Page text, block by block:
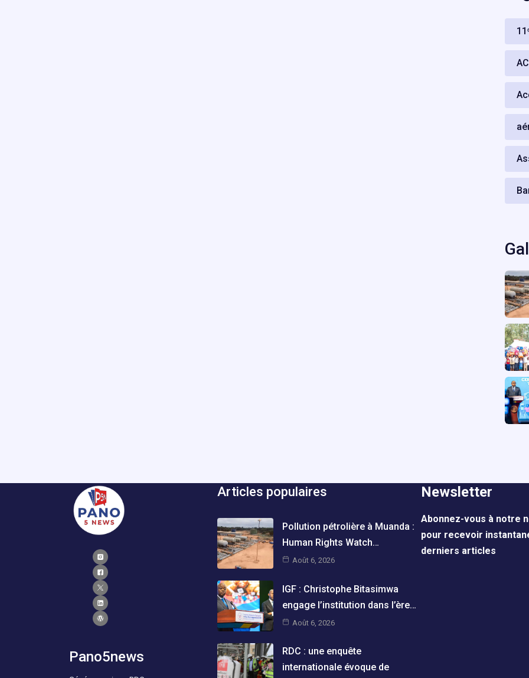
Pano5news
Articles populaires
Pollution pétrolière à Muanda :
Human Rights Watch…
Août 6, 2026
IGF : Christophe Bitasimwa
engage l’institution dans l’ère…
Août 6, 2026
RDC : une enquête
internationale évoque de
Newsletter
Abonnez-vous à notre
pour recevoir
derniers articles